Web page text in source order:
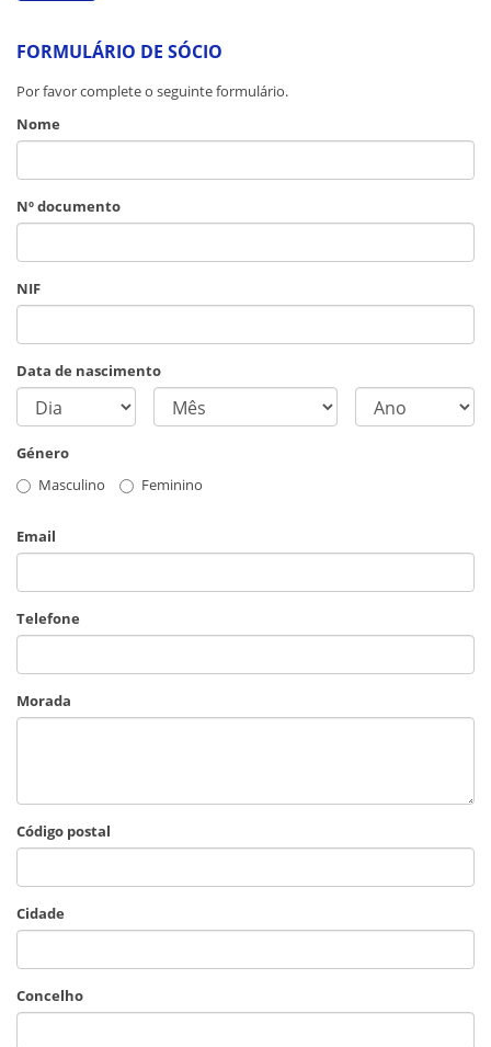
FORMULÁRIO DE SÓCIO
Por favor complete o seguinte formulário.
Nome
Nº documento
NIF
Data de nascimento
Género
Masculino
Feminino
Email
Telefone
Morada
Código postal
Cidade
Concelho